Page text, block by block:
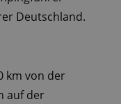
Deutschland.
km von der
auf der